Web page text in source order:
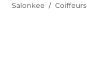
Salonkee Coiffeurs